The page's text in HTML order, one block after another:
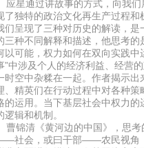
应星通过讲故事的方式，向我们
了独特的政治文化再生产过程
们呈现了三种对历史的解读，
三种不同解释和描述，他思考
以可能，权力如何在双向实践
”中涉及个人的经济利益、经营
时空中杂糅在一起。作者揭示
、精英们在行动过程中对各种策
的运用。当下基层社会中权力的
逻辑和机制。
曹锦清《黄河边的中国》，思考
社会，或曰干部——农民视角，